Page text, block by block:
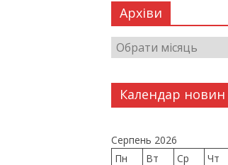
Архіви
Календар новин
Серпень 2026
Пн
Вт Ср Чт